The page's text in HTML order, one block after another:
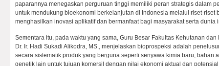
paparannya menegaskan perguruan tinggi memiliki peran strategis dalam
untuk mendukung bioekonomi berkelanjutan di Indonesia melalui riset-riset
menghasilkan inovasi aplikatif dan bermanfaat bagi masyarakat serta dunia
Sementara itu, pada waktu yang sama, Guru Besar Fakultas Kehutanan
Dr. Ir. Hadi Sukadi Alikodra, MS., menjelaskan bioprospeksi adalah
secara sistematik produk yang berguna seperti senyawa kimia baru, bahan
genetik lain untuk tujuan komersil dengan nilai ekonomi aktual dan